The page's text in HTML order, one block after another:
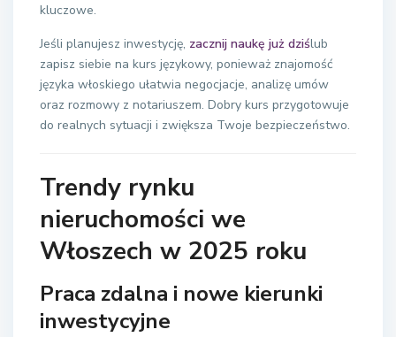
kluczowe.
Jeśli planujesz inwestycję, zacznij naukę już dziślub
zapisz siebie na kurs językowy, ponieważ znajomość
języka włoskiego ułatwia negocjacje, analizę umów
oraz rozmowy z notariuszem. Dobry kurs przygotowuje
do realnych sytuacji i zwiększa Twoje bezpieczeństwo.
Trendy rynku
nieruchomości we
Włoszech w 2025 roku
Praca zdalna i nowe kierunki
inwestycyjne